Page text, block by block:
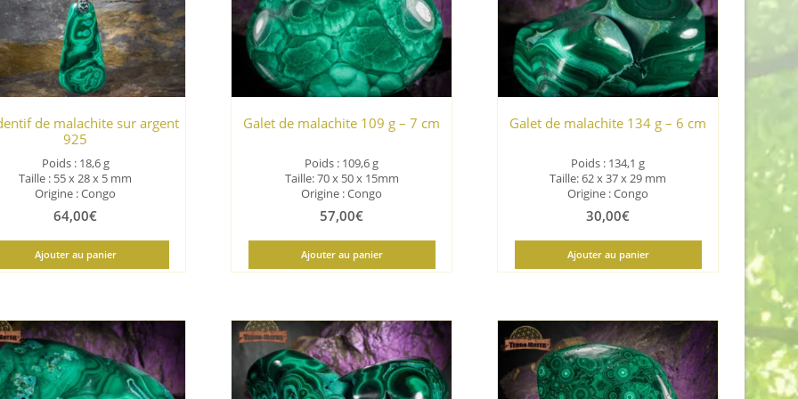
ancien
de malachite sur argent
925
Poids : 18,6 g
Taille : 55 x 28 x 5 mm
Origine : Congo
64,00€
Ajouter au panier
Galet de malachite 109 g – 7 cm
Poids : 109,6 g
Taille: 70 x 50 x 15mm
Origine : Congo
57,00€
Ajouter au panier
Galet de malachite 134 g – 6 cm
Poids : 134,1 g
Taille: 62 x 37 x 29 mm
Origine : Congo
30,00€
Ajouter au panier